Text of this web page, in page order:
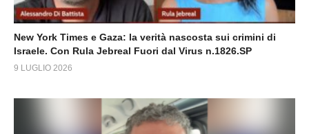
New York Times e Gaza: la verità nascosta sui crimini di
Israele. Con Rula Jebreal Fuori dal Virus n.1826.SP
9 LUGLIO 2026